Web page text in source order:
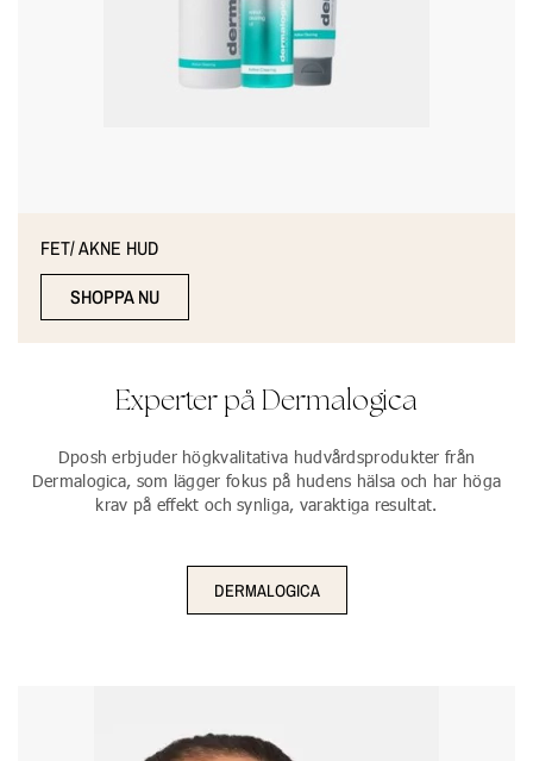
FET/ AKNE HUD
SHOPPA NU
Experter på Dermalogica
Dposh erbjuder högkvalitativa hudvårdsprodukter från
Dermalogica, som lägger fokus på hudens hälsa och har höga
krav på effekt och synliga, varaktiga resultat.
DERMALOGICA